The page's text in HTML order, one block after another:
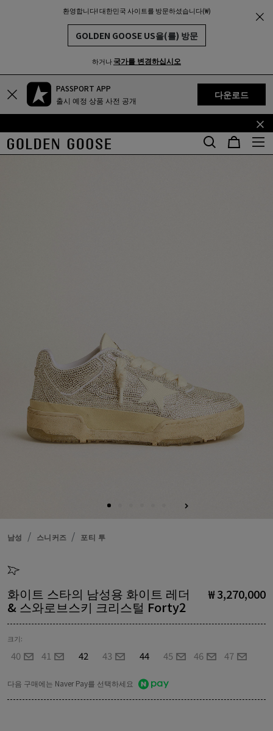
환영합니다! 대한민국 사이트를 방문하셨습니다(₩)
GOLDEN GOOSE US을(를) 방문
하거나국가를 변경하십시오
기
텐
츠
꼬
콘
텐
PASSPORT APP
출시 예정 상품 사전 공개
다운로드
남성 스니커즈 포티 투
화이트 스타의 남성용 화이트 레더
& 스와로브스키 크리스털 Forty2
₩ 3,270,000
크기:
40 41 42 43 44 45 46 47
다음 구매에는 Naver Pay를 선택하세요